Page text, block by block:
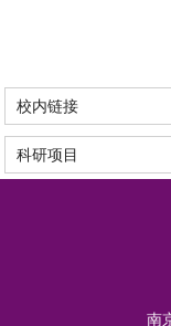
校内链接
科研项目
南